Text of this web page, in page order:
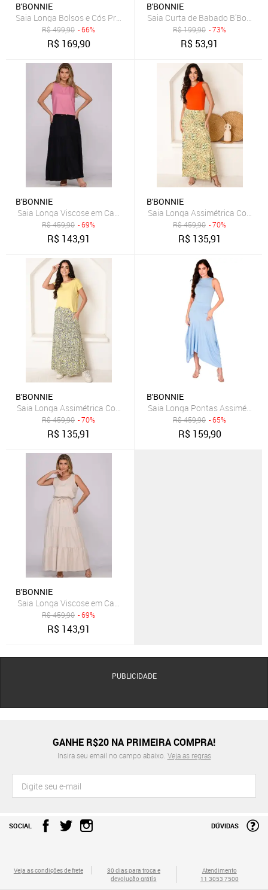
B'BONNIE
Saia Longa Bolsos e Cós Pregueado B’Bonnie Débora Bege
R$499,90 - 66%
R$ 169,90
B'BONNIE
Saia Curta de Babado B'Bonnie
R$199,90 - 73%
R$ 53,91
B'BONNIE
Saia Longa Viscose em Camadas B’Bonnie Luiza Preto
R$459,90 - 69%
R$ 143,91
B'BONNIE
Saia Longa Assimétrica Com
R$459,90 - 70%
R$ 135,91
B'BONNIE
Saia Longa Assimétrica Com Bolsos B’Bonnie Úrsula Floral Azul
R$459,90 - 70%
R$ 135,91
B'BONNIE
Saia Longa Pontas
R$459,90 - 65%
R$ 159,90
B'BONNIE
Saia Longa Viscose em Camadas B’Bonnie Luiza Bege
R$459,90 - 69%
R$ 143,91
PUBLICIDADE
GANHE R$20 NA PRIMEIRA COMPRA!
Insira seu email no campo abaixo. Veja as regras
SOCIAL DÚVIDAS
Veja as condições de frete
30 dias para troca e
devolução grátis
Atendimento
11 3053 7500